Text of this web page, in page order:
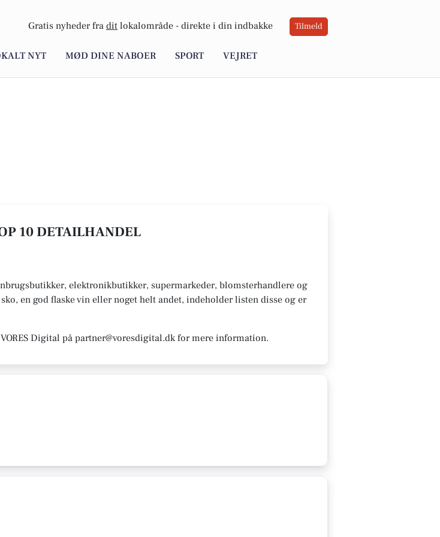
Gratis nyheder fra dit lokalområde - direkte i din indbakke Tilmeld
NYT MØD DINE NABOER SPORT VEJRET
10 DETAILHANDEL
elektronikbutikker, supermarkeder, blomsterhandlere og
en god flaske vin eller noget helt andet, indeholder listen disse og er
Digital på partner@voresdigital.dk for mere information.